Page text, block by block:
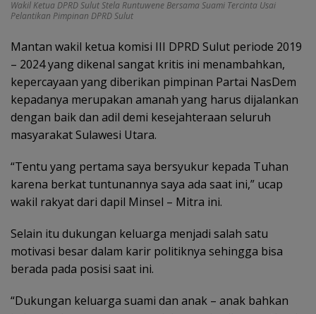
Wakil Ketua DPRD Sulut Stela Runtuwene Bersama Suami Tercinta Usai
Pelantikan Pimpinan DPRD Sulut
Mantan wakil ketua komisi III DPRD Sulut periode 2019
– 2024 yang dikenal sangat kritis ini menambahkan,
kepercayaan yang diberikan pimpinan Partai NasDem
kepadanya merupakan amanah yang harus dijalankan
dengan baik dan adil demi kesejahteraan seluruh
masyarakat Sulawesi Utara.
“Tentu yang pertama saya bersyukur kepada Tuhan
karena berkat tuntunannya saya ada saat ini,” ucap
wakil rakyat dari dapil Minsel – Mitra ini.
Selain itu dukungan keluarga menjadi salah satu
motivasi besar dalam karir politiknya sehingga bisa
berada pada posisi saat ini.
“Dukungan keluarga suami dan anak – anak bahkan